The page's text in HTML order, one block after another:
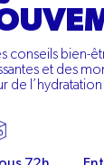
conseils bien-
et des
de